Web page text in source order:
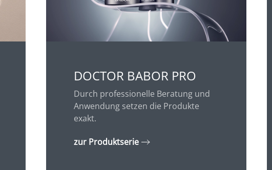
DOCTOR BABOR PRO
Durch professionelle Beratung und
Anwendung setzen die Produkte
exakt.
zur Produktserie